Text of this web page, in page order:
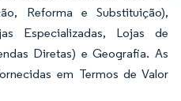
Reforma e Substituição),
Especializadas, Lojas de
Diretas) e Geografia. As
em Termos de Valor